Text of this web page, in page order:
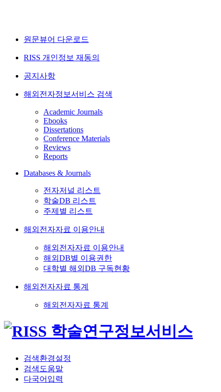
원문뷰어 다운로드
RISS 개인정보 재동의
공지사항
해외전자정보서비스 검색
Academic Journals
Ebooks
Dissertations
Conference Materials
Reviews
Reports
Databases & Journals
전자저널 리스트
학술DB 리스트
주제별 리스트
해외전자자료 이용안내
해외전자자료 이용안내
해외DB별 이용권한
대학별 해외DB 구독현황
해외전자자료 통계
해외전자자료 통계
검색환경설정
검색도움말
다국어입력